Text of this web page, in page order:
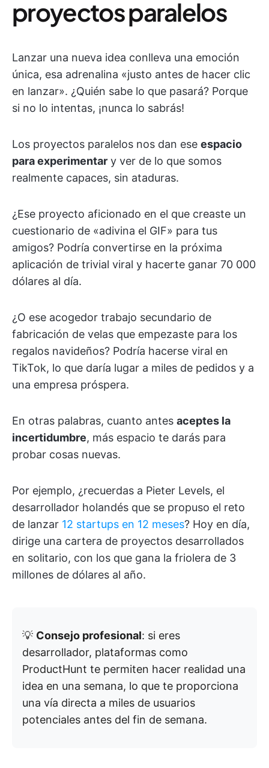
proyectos paralelos
Lanzar una nueva idea conlleva una emoción
única, esa adrenalina «justo antes de hacer clic
en lanzar». ¿Quién sabe lo que pasará? Porque
si no lo intentas, ¡nunca lo sabrás!
Los proyectos paralelos nos dan ese espacio
para experimentar y ver de lo que somos
realmente capaces, sin ataduras.
¿Ese proyecto aficionado en el que creaste un
cuestionario de «adivina el GIF» para tus
amigos? Podría convertirse en la próxima
aplicación de trivial viral y hacerte ganar 70 000
dólares al día.
¿O ese acogedor trabajo secundario de
fabricación de velas que empezaste para los
regalos navideños? Podría hacerse viral en
TikTok, lo que daría lugar a miles de pedidos y a
una empresa próspera.
En otras palabras, cuanto antes aceptes la
incertidumbre, más espacio te darás para
probar cosas nuevas.
Por ejemplo, ¿recuerdas a Pieter Levels, el
desarrollador holandés que se propuso el reto
de lanzar 12 startups en 12 meses? Hoy en día,
dirige una cartera de proyectos desarrollados
en solitario, con los que gana la friolera de 3
millones de dólares al año.
💡 Consejo profesional: si eres
desarrollador, plataformas como
ProductHunt te permiten hacer realidad una
idea en una semana, lo que te proporciona
una vía directa a miles de usuarios
potenciales antes del fin de semana.